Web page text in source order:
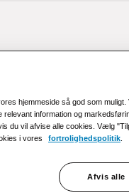
hjemmeside så god som
relevant information og
du vil afvise alle cookies. Vælg
i vores
fortrolighedspolitik
Afvis alle